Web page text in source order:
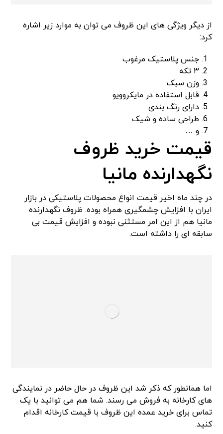
از دیگر ویژگی های این ظروف می توان به موارد زیر اشاره
کرد:
جنس پلاستیک مرغوب
۳ تکه
وزن سبک
قابل استفاده در مایکروویو
دارای رنگ بندی
طراحی ساده و شیک
و …
قیمت خرید ظروف
نگهدارنده مانیا
در چند ماه اخیر قیمت انواع محصولات پلاستیکی در بازار
ایران با افزایش چشمگیری همراه بوده. ظروف نگهدارنده
مانیا هم از این امر مستثنی نبوده و افزایش قیمت بی
سابقه ای را داشته است.
اما همانطور که ذکر شد این ظروف در حال حاضر در نمایندگی
های کارخانه به فروش می رسند. شما هم می توانید با یک
تماس برای خرید عمده این ظروف با قیمت کارخانه اقدام
کنید.